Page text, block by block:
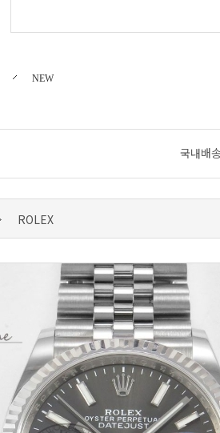
NEW
국내배
ROLEX